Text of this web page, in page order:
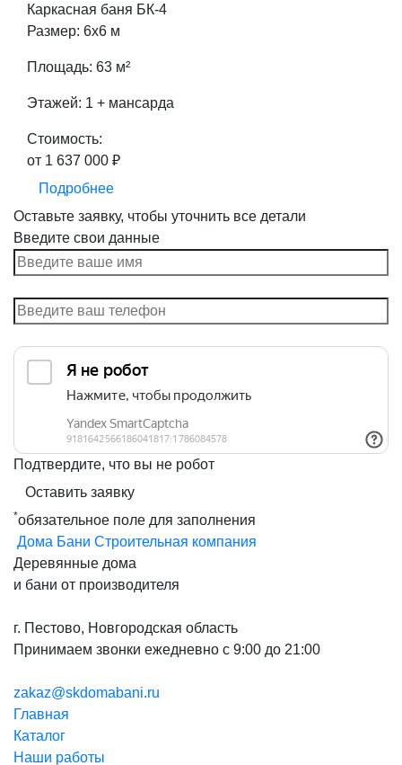
Каркасная баня БК-4
Размер: 6х6 м
Площадь: 63 м²
Этажей: 1 + мансарда
Стоимость:
от 1 637 000 ₽
Подробнее
Оставьте заявку, чтобы уточнить все детали
Введите свои данные
Подтвердите, что вы не робот
Оставить заявку
*обязательное поле для заполнения
Дома Бани Строительная компания
Деревянные дома
и бани от производителя
г. Пестово, Новгородская область
Принимаем звонки ежедневно с 9:00 до 21:00
zakaz@skdomabani.ru
Главная
Каталог
Наши работы